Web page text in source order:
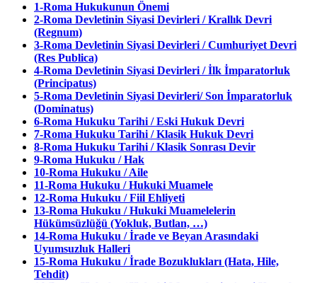
1-Roma Hukukunun Önemi
2-Roma Devletinin Siyasi Devirleri / Krallık Devri
(Regnum)
3-Roma Devletinin Siyasi Devirleri / Cumhuriyet Devri
(Res Publica)
4-Roma Devletinin Siyasi Devirleri / İlk İmparatorluk
(Principatus)
5-Roma Devletinin Siyasi Devirleri/ Son İmparatorluk
(Dominatus)
6-Roma Hukuku Tarihi / Eski Hukuk Devri
7-Roma Hukuku Tarihi / Klasik Hukuk Devri
8-Roma Hukuku Tarihi / Klasik Sonrası Devir
9-Roma Hukuku / Hak
10-Roma Hukuku / Aile
11-Roma Hukuku / Hukuki Muamele
12-Roma Hukuku / Fiil Ehliyeti
13-Roma Hukuku / Hukuki Muamelelerin
Hükümsüzlüğü (Yokluk, Butlan, …)
14-Roma Hukuku / İrade ve Beyan Arasındaki
Uyumsuzluk Halleri
15-Roma Hukuku / İrade Bozuklukları (Hata, Hile,
Tehdit)